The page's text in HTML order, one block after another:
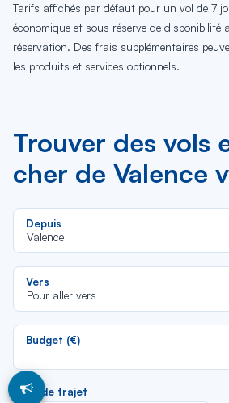
Tarifs affichés par défaut pour un vol de 7
économique et sous réserve de disponibilité
réservation. Des frais supplémentaires
les produits et services optionnels.
Trouver des vols
cher de Valence
Depuis
Valence
Vers
Pour aller vers
Budget (€)
Type de trajet